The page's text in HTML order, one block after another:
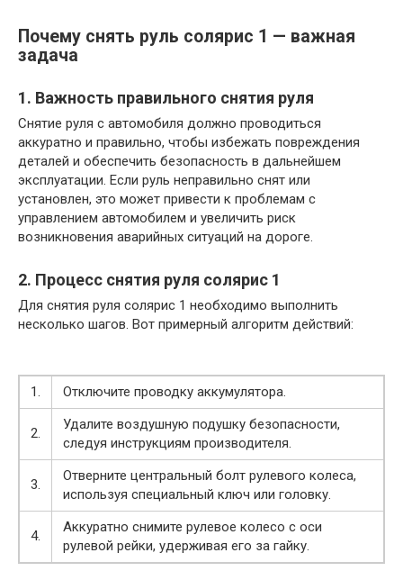
Почему снять руль солярис 1 — важная
задача
1. Важность правильного снятия руля
Снятие руля с автомобиля должно проводиться
аккуратно и правильно, чтобы избежать повреждения
деталей и обеспечить безопасность в дальнейшем
эксплуатации. Если руль неправильно снят или
установлен, это может привести к проблемам с
управлением автомобилем и увеличить риск
возникновения аварийных ситуаций на дороге.
2. Процесс снятия руля солярис 1
Для снятия руля солярис 1 необходимо выполнить
несколько шагов. Вот примерный алгоритм действий:
1. Отключите проводку аккумулятора.
2.
Удалите воздушную подушку безопасности,
следуя инструкциям производителя.
3.
Отверните центральный болт рулевого колеса,
используя специальный ключ или головку.
4.
Аккуратно снимите рулевое колесо с оси
рулевой рейки, удерживая его за гайку.